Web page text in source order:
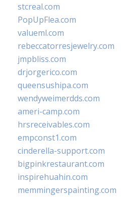
stcreal.com
PopUpFlea.com
valueml.com
rebeccatorresjewelry.com
jmpbliss.com
drjorgerico.com
queensushipa.com
wendyweimerdds.com
ameri-camp.com
hrsreceivables.com
empconst1.com
cinderella-support.com
bigpinkrestaurant.com
inspirehuahin.com
memmingerspainting.com